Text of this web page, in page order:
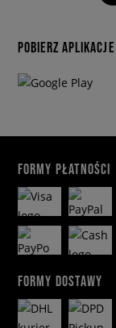
POBIERZ APLIKACJE
FORMY PŁATNOŚCI
FORMY DOSTAWY